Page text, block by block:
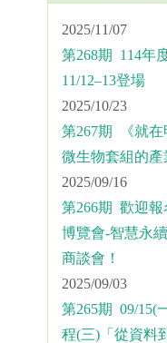
2025/11/07
第268期 114年
11/12–13登場
2025/10/23
第267期 《就在
微生物套組的
2025/09/16
第266期 歡迎報
博覽會-智慧永
商談會！
2025/09/03
第265期 09/15(
程(三)「從資料